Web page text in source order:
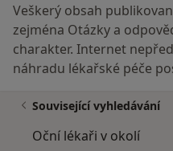
Veškerý obsah
zejména Otázky a
charakter. Internet
náhradu lékařské péče
Související vyhledávání
Oční lékaři v okolí